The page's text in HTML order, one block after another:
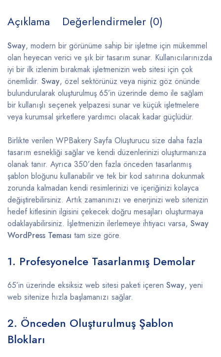
Açıklama Değerlendirmeler (0)
Sway, modern bir görünüme sahip bir işletme için mükemmel
olan heyecan verici ve şık bir tasarım sunar. Kullanıcılarınızda
iyi bir ilk izlenim bırakmak işletmenizin web sitesi için çok
önemlidir. Sway, özel sektörünüz veya nişiniz göz önünde
bulundurularak oluşturulmuş 65’in üzerinde demo ile sağlam
bir kullanışlı seçenek yelpazesi sunar ve küçük işletmelere
veya kurumsal şirketlere yardımcı olacak kadar güçlüdür.
Birlikte verilen WPBakery Sayfa Oluşturucu size daha fazla
tasarım esnekliği sağlar ve kendi düzenlerinizi oluşturmanıza
olanak tanır. Ayrıca 350’den fazla önceden tasarlanmış
şablon bloğunu kullanabilir ve tek bir kod satırına dokunmak
zorunda kalmadan kendi resimlerinizi ve içeriğinizi kolayca
değiştirebilirsiniz. Artık zamanınızı ve enerjinizi web sitenizin
hedef kitlesinin ilgisini çekecek doğru mesajları oluşturmaya
odaklayabilirsiniz. İşletmenizin ilerlemeye ihtiyacı varsa, Sway
WordPress Teması tam size göre.
1. Profesyonelce Tasarlanmış Demolar
65’in üzerinde eksiksiz web sitesi paketi içeren Sway, yeni
web sitenize hızla başlamanızı sağlar.
2. Önceden Oluşturulmuş Şablon
Blokları